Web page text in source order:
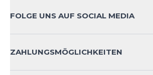
KONTAKT
PRODUKTSICHERHEIT
FOLGE UNS AUF SOCIAL MEDIA
ZAHLUNGSMÖGLICHKEITEN